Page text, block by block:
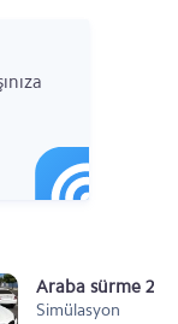
Simulator
Araba sürme
Simülasyon